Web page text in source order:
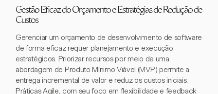
Gestão Eficaz do Orçamento e Estratégias de Redução de
Custos
Gerenciar um orçamento de desenvolvimento de software
de forma eficaz requer planejamento e execução
estratégicos. Priorizar recursos por meio de uma
abordagem de Produto Mínimo Viável (MVP) permite a
entrega incremental de valor e reduz os custos iniciais.
Práticas Agile, com seu foco em flexibilidade e feedback